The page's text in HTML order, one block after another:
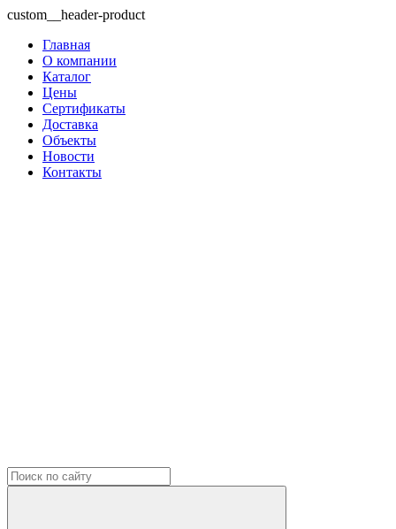
custom__header-product
Главная
О компании
Каталог
Цены
Сертификаты
Доставка
Объекты
Новости
Контакты